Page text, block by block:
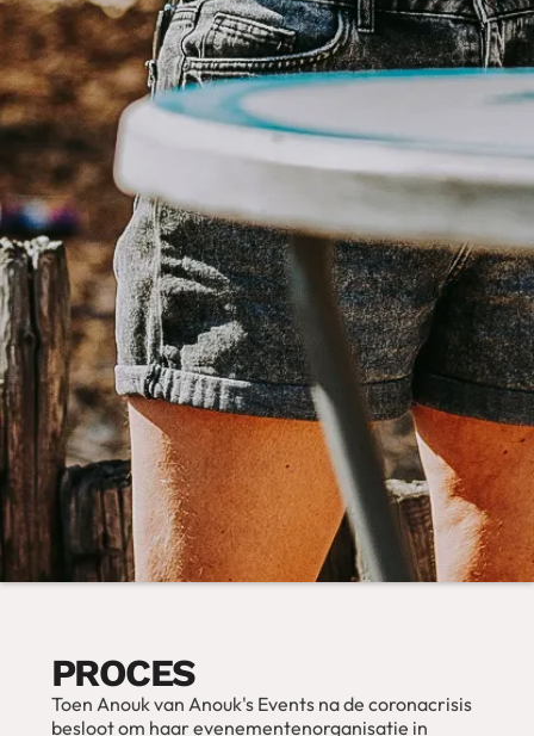
PROCES
Toen Anouk van Anouk's Events na de coronacrisis
besloot om haar evenementenorganisatie in